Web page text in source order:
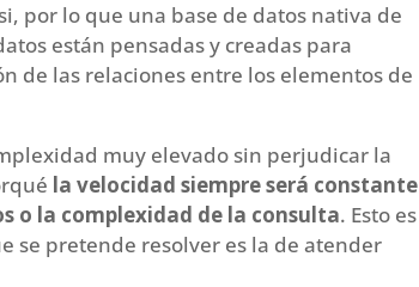
por lo que una base de datos nativa de
están pensadas y creadas para
de las relaciones entre los elementos de
muy elevado sin perjudicar la
la velocidad siempre será constante
o la complexidad de la consulta. Esto es
se pretende resolver es la de atender